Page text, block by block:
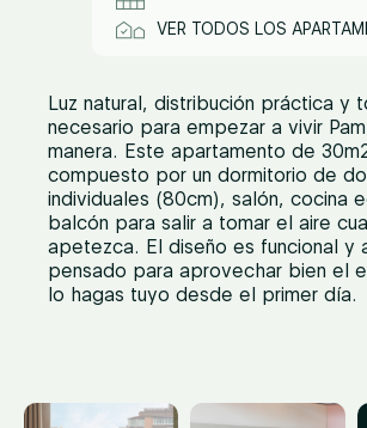
VER TODOS LOS
Luz natural, distribución práctica y
necesario para empezar a vivir
manera. Este apartamento de
compuesto por un dormitorio de
individuales (80cm), salón, cocina
balcón para salir a tomar el aire
apetezca. El diseño es funcional y
pensado para aprovechar bien el
lo hagas tuyo desde el primer día.